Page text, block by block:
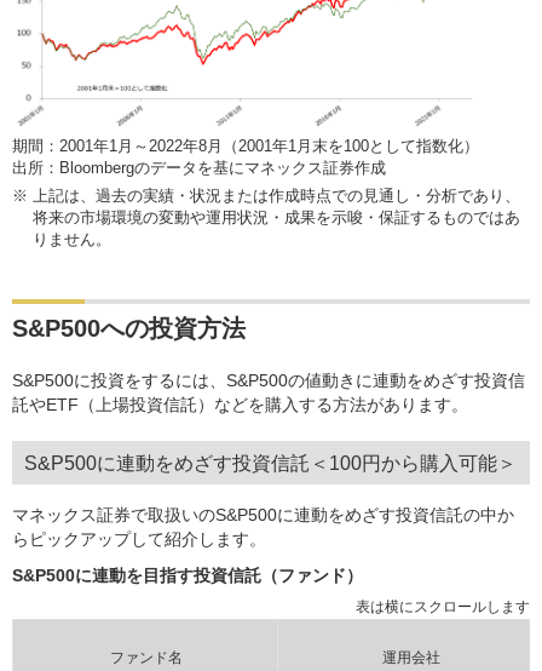
期間：2001年1月～2022年8月（2001年1月末を100として指数化）
出所：Bloombergのデータを基にマネックス証券作成
※ 上記は、過去の実績・状況または作成時点での見通し・分析であり、
将来の市場環境の変動や運用状況・成果を示唆・保証するものではあ
りません。
S&P500への投資方法
S&P500に投資をするには、S&P500の値動きに連動をめざす投資信
託やETF（上場投資信託）などを購入する方法があります。
S&P500に連動をめざす投資信託＜100円から購入可能＞
マネックス証券で取扱いのS&P500に連動をめざす投資信託の中か
らピックアップして紹介します。
S&P500に連動を目指す投資信託（ファンド）
ファンド名 運用会社